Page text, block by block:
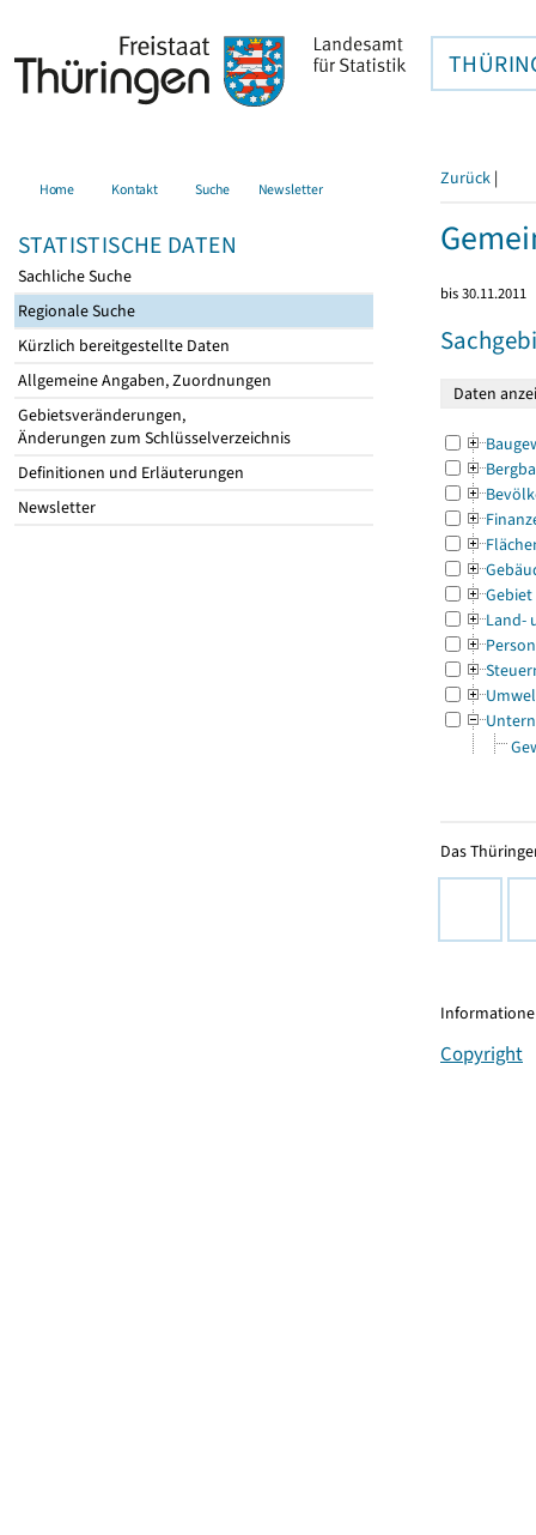
Home Kontakt Suche Newsletter
STATISTISCHE DATEN
Sachliche Suche
Regionale Suche
Kürzlich bereitgestellte Daten
Allgemeine Angaben, Zuordnungen
Gebietsveränderungen,
Änderungen zum Schlüsselverzeichnis
Definitionen und Erläuterungen
Newsletter
Zurück |
bis 30.11.2011
Gebiet
Land-
Das
Copyright